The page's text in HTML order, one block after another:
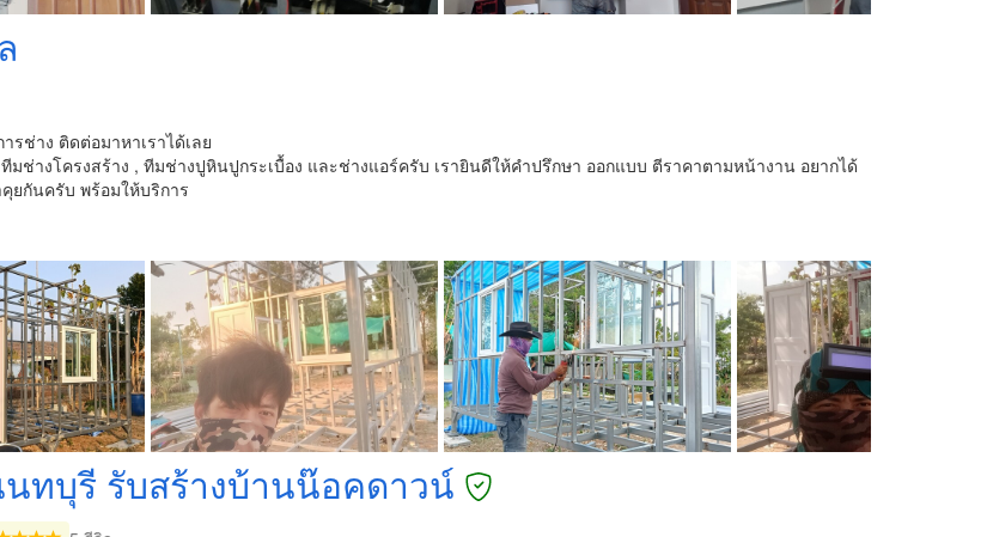
รช่าง ติดต่อมาหาเราได้เลย
มช่างโครงสร้าง , ทีมช่างปูหินปูกระเบื้อง และช่างแอร์ครับ เรายินดีให้คำปรึกษา ออกแบบ ตีราคาตามหน้างาน อยากได้
ยกันครับ พร้อมให้บริการ
ทบุรี รับสร้างบ้านน๊อค​ดาวน์